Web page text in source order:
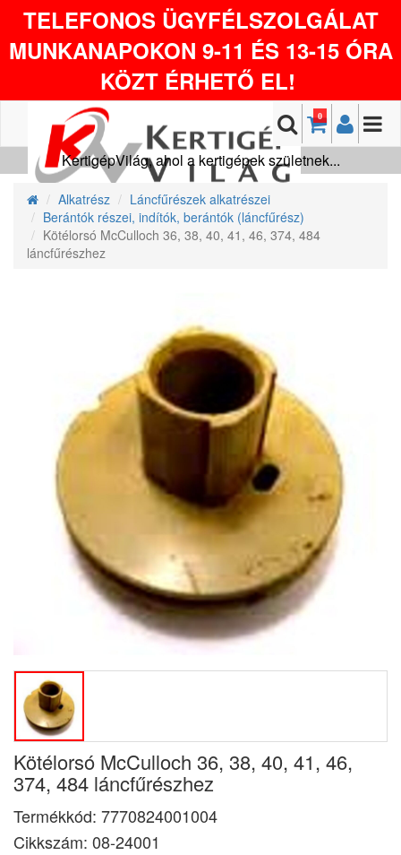
TELEFONOS ÜGYFÉLSZOLGÁLAT
MUNKANAPOKON 9-11 ÉS 13-15 ÓRA
KÖZT ÉRHETŐ EL!
0
KertigépVilág, ahol a kertigépek születnek...
Alkatrész
Láncfűrészek alkatrészei
Berántók részei, indítók, berántók (láncfűrész)
Kötélorsó McCulloch 36, 38, 40, 41, 46, 374, 484
láncfűrészhez
Kötélorsó McCulloch 36, 38, 40, 41, 46,
374, 484 láncfűrészhez
Termékkód: 7770824001004
Cikkszám: 08-24001